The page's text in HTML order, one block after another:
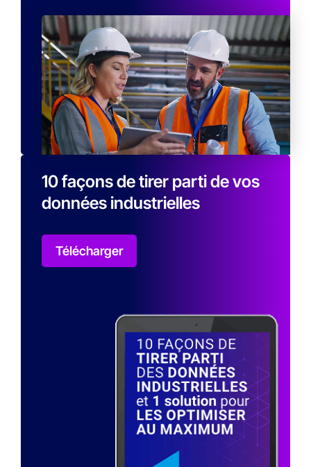
10 façons de tirer parti de vos
données industrielles
Télécharger